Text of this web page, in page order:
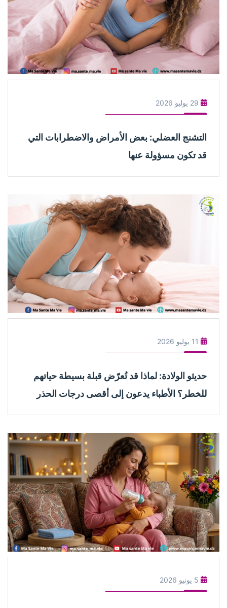
29 يوليو 2026
التشنج العضلي: بعض الأمراض والاضطرابات التي
قد تكون مسؤولة عنها
11 يوليو 2026
حديثو الولادة: لماذا قد تُعرّض قبلة بسيطة حياتهم
للخطر؟ الأطباء يدعون إلى أقصى درجات الحذر
5 يونيو 2026